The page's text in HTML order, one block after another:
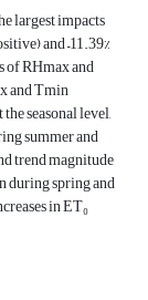
largest impacts
and –11.39%
RHmax and
and Tmin
seasonal level,
summer and
trend magnitude
during spring and
in ET₀